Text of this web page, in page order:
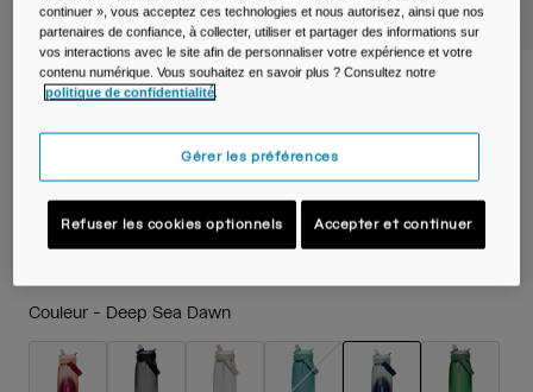
Tout Voir
Gourde Thrive™ Flip Straw Tritan™ Renew
38668-F46-OS
24,99 €
Couleur - Deep Sea Dawn
continuer », vous acceptez ces technologies et nous autorisez, ainsi que nos
partenaires de confiance, à collecter, utiliser et partager des informations sur
vos interactions avec le site afin de personnaliser votre expérience et votre
contenu numérique. Vous souhaitez en savoir plus ? Consultez notre
politique de confidentialité
Gérer les préférences
Refuser les cookies optionnels Accepter et continuer